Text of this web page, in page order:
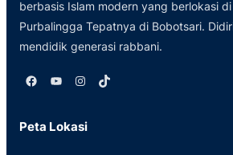
berbasis Islam modern yang berlokasi
Purbalingga Tepatnya di Bobotsari.
mendidik generasi rabbani.
Facebook YouTube Instagram TikTok
Peta Lokasi